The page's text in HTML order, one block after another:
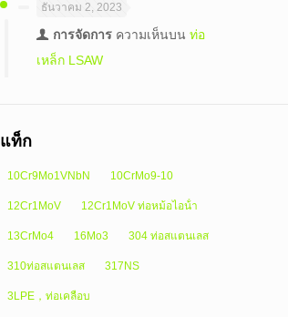
ธันวาคม 2, 2023
การจัดการความเห็นบน ท่อ
เหล็ก LSAW
แท็ก
10Cr9Mo1VNbN 10CrMo9-10
12Cr1MoV 12Cr1MoV ท่อหม้อไอน้ํา
13CrMo4 16Mo3 304 ท่อสแตนเลส
310ท่อสแตนเลส 317NS
3LPE，ท่อเคลือบ